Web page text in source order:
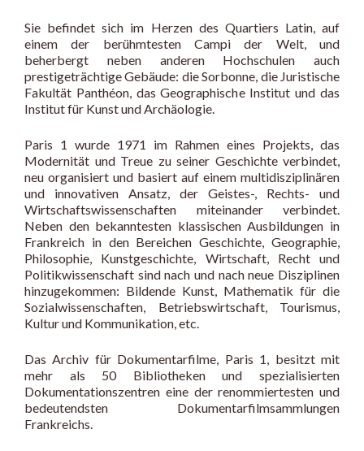
Sie befindet sich im Herzen des Quartiers Latin, auf
einem der berühmtesten Campi der Welt, und
beherbergt neben anderen Hochschulen auch
prestigeträchtige Gebäude: die Sorbonne, die Juristische
Fakultät Panthéon, das Geographische Institut und das
Institut für Kunst und Archäologie.
Paris 1 wurde 1971 im Rahmen eines Projekts, das
Modernität und Treue zu seiner Geschichte verbindet,
neu organisiert und basiert auf einem multidisziplinären
und innovativen Ansatz, der Geistes-, Rechts- und
Wirtschaftswissenschaften miteinander verbindet.
Neben den bekanntesten klassischen Ausbildungen in
Frankreich in den Bereichen Geschichte, Geographie,
Philosophie, Kunstgeschichte, Wirtschaft, Recht und
Politikwissenschaft sind nach und nach neue Disziplinen
hinzugekommen: Bildende Kunst, Mathematik für die
Sozialwissenschaften, Betriebswirtschaft, Tourismus,
Kultur und Kommunikation, etc.
Das Archiv für Dokumentarfilme, Paris 1, besitzt mit
mehr als 50 Bibliotheken und spezialisierten
Dokumentationszentren eine der renommiertesten und
bedeutendsten Dokumentarfilmsammlungen
Frankreichs.